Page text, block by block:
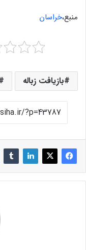
منبع،خراسان
بازیافت زباله